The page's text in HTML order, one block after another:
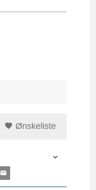
Ønskeliste